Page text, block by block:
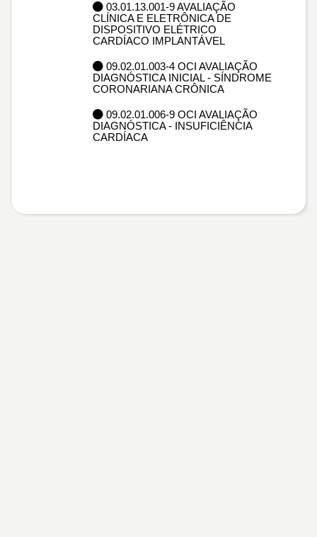
03.01.13.001-9 AVALIAÇÃO
CLÍNICA E ELETRÔNICA DE
DISPOSITIVO ELÉTRICO
CARDÍACO IMPLANTÁVEL
09.02.01.003-4 OCI AVALIAÇÃO
DIAGNÓSTICA INICIAL - SÍNDROME
CORONARIANA CRÔNICA
09.02.01.006-9 OCI AVALIAÇÃO
DIAGNÓSTICA - INSUFICIÊNCIA
CARDÍACA